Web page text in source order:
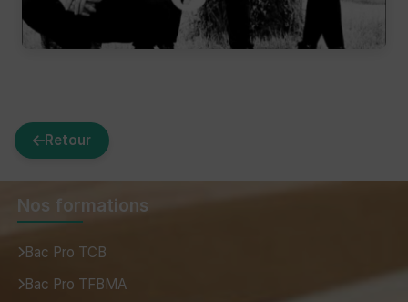
Retour
Nos formations
Bac Pro TCB
Bac Pro TFBMA